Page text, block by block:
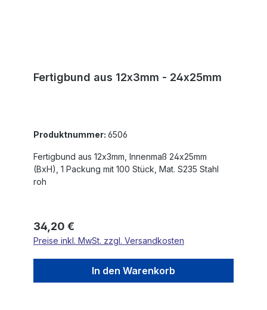
Fertigbund aus 12x3mm - 24x25mm
Produktnummer: 6506
Fertigbund aus 12x3mm, Innenmaß 24x25mm
(BxH), 1 Packung mit 100 Stück, Mat. S235 Stahl
roh
Regulärer Preis:
34,20 €
Preise inkl. MwSt. zzgl. Versandkosten
In den Warenkorb